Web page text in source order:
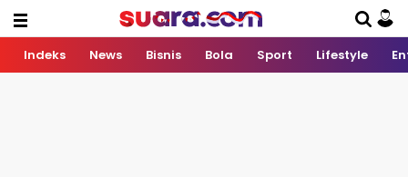
Indeks News Bisnis Bola Sport Lifestyle